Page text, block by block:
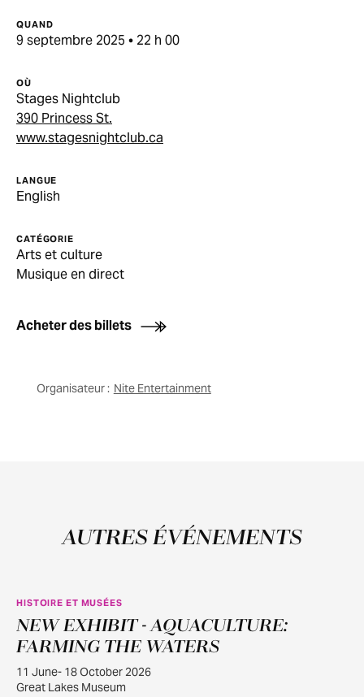
QUAND
9 septembre 2025 • 22 h 00
OÙ
Stages Nightclub
390 Princess St.
www.stagesnightclub.ca
LANGUE
English
CATÉGORIE
Arts et culture
Musique en direct
Acheter des billets
Organisateur : Nite Entertainment
AUTRES ÉVÉNEMENTS
JUIN
11
HISTOIRE ET MUSÉES
NEW EXHIBIT - AQUACULTURE:
FARMING THE WATERS
11 June- 18 October 2026
Great Lakes Museum